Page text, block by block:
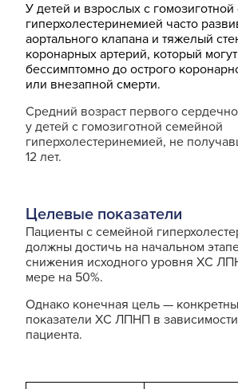
У детей и взрослых с
гиперхолестеринемией часто
аортального клапана и тяжелый
коронарных артерий, который
бессимптомно до острого
или внезапной смерти.
Средний возраст первого
у детей с гомозиготной семейной
гиперхолестеринемией, не
12 лет.
Целевые показатели
Пациенты с семейной
должны достичь на начальном
снижения исходного уровня ХС
мере на 50%.
Однако конечная цель —
показатели ХС ЛПНП в
пациента.